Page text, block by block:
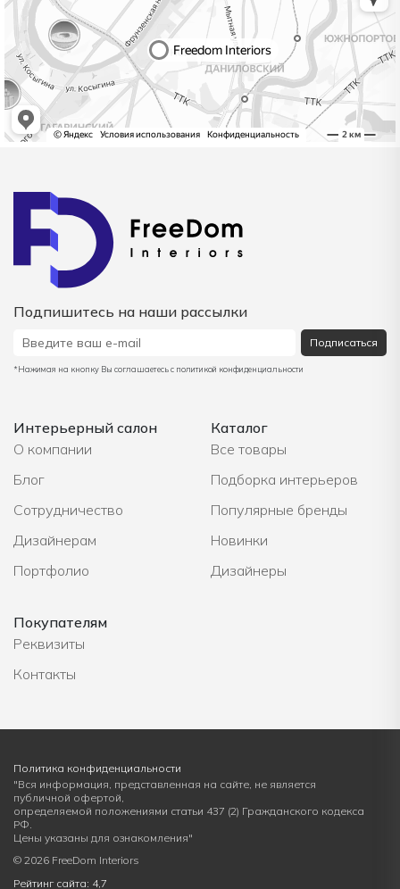
Интерьерный салон
О компании
Блог
Сотрудничество
Дизайнерам
Портфолио
Каталог
Все товары
Подборка интерьеров
Популярные бренды
Новинки
Дизайнеры
Покупателям
Реквизиты
Контакты
Подпишитесь на наши рассылки
Подписаться
*Нажимая на кнопку Вы соглашаетесь с политикой конфиденциальности
Политика конфиденциальности
"Вся информация, представленная на сайте, не является
публичной офертой,
определяемой положениями статьи 437 (2) Гражданского кодекса
РФ.
Цены указаны для ознакомления"
© 2026 FreeDom Interiors
Рейтинг сайта: 4,7